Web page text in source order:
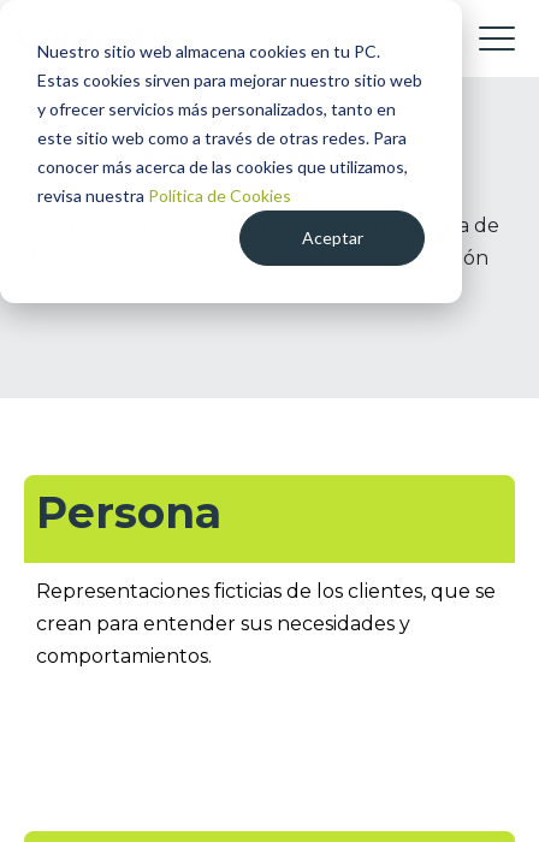
Nuestro sitio web almacena cookies en tu PC.
Estas cookies sirven para mejorar nuestro sitio web
y ofrecer servicios más personalizados, tanto en
este sitio web como a través de otras redes. Para
conocer más acerca de las cookies que utilizamos,
revisa nuestra Política de Cookies
Aceptar
Glosario
Encuentra aquí contenido sobre terminología de
diseño digital, UX y UI, Service design, innovación
abierta, canales digitales, portales web y apps.
Persona
Representaciones ficticias de los clientes, que se
crean para entender sus necesidades y
comportamientos.